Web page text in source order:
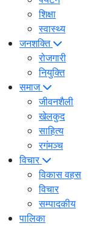
शिक्षा
स्वास्थ्य
जनशक्ति
रोजगारी
नियुक्ति
समाज
जीवनशैली
खेलकुद
साहित्य
रगंमञ्च
विचार
विकास वहस
विचार
सम्पादकीय
पालिका